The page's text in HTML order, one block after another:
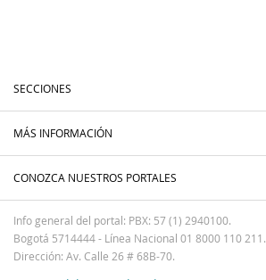
SECCIONES
MÁS INFORMACIÓN
CONOZCA NUESTROS PORTALES
Info general del portal: PBX: 57 (1) 2940100.
Bogotá 5714444 - Línea Nacional 01 8000 110 211.
Dirección: Av. Calle 26 # 68B-70.